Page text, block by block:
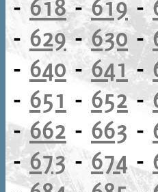
- 618-619-
- 629-630-
- 640 -641-
- 651 - 652-
-662 - 663 -
-673-674-